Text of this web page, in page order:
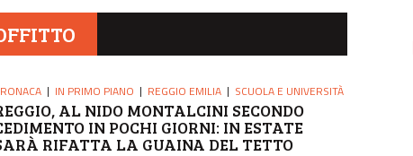
IN PRIMO PIANO REGGIO EMILIA SCUOLA E UNIVERSITÀ
AL NIDO MONTALCINI SECONDO
IN POCHI GIORNI: IN ESTATE
RIFATTA LA GUAINA DEL TETTO